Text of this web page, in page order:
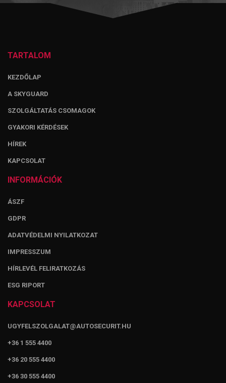
TARTALOM
KEZDŐLAP
A SKYGUARD
SZOLGÁLTATÁS CSOMAGOK
GYAKORI KÉRDÉSEK
HÍREK
KAPCSOLAT
INFORMÁCIÓK
ÁSZF
GDPR
ADATVÉDELMI NYILATKOZAT
IMPRESSZUM
HÍRLEVÉL FELIRATKOZÁS
ESG RIPORT
KAPCSOLAT
UGYFELSZOLGALAT@AUTOSECURIT.HU
+36 1 555 4400
+36 20 555 4400
+36 30 555 4400